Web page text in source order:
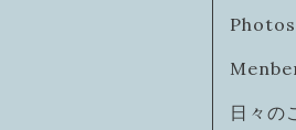
Photos
日々の